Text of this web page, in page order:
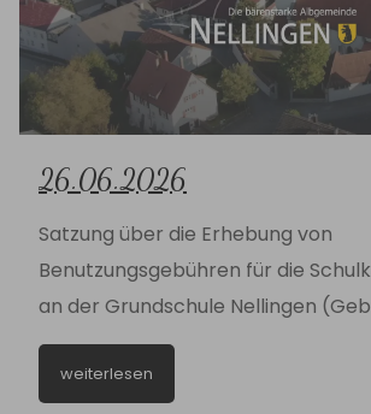
26.06.2026
Satzung über die Erhebung von
Benutzungsgebühren für die
an der Grundschule Nellingen
Schulkindbetreuung) vom
weiterlesen